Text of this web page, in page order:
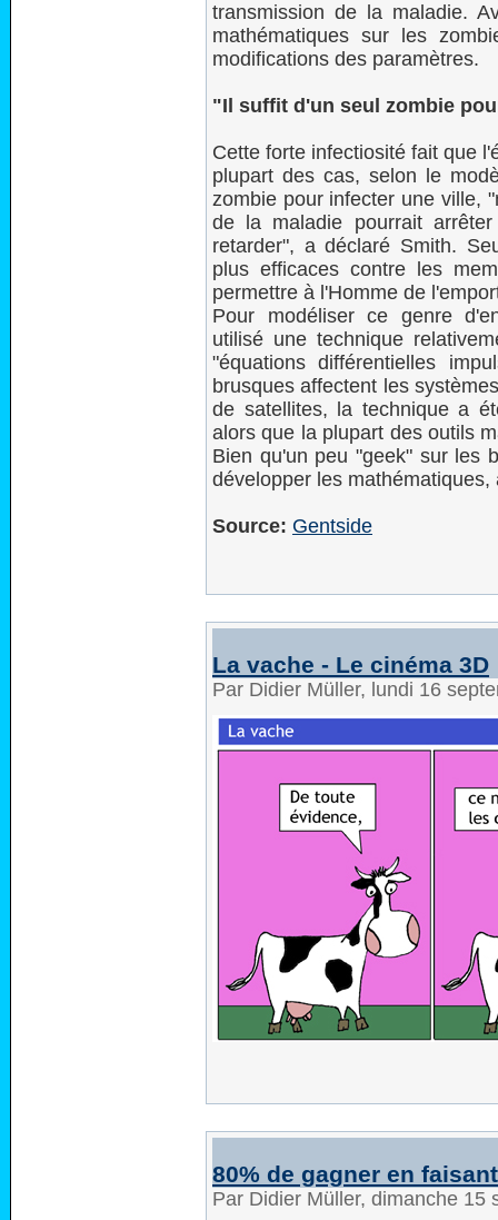
transmission de la maladie.
mathématiques sur les
modifications des paramètres.
"Il suffit d'un seul zombie
Cette forte infectiosité fait que
plupart des cas, selon le
zombie pour infecter une ville,
de la maladie pourrait
retarder", a déclaré Smith.
plus efficaces contre les
permettre à l'Homme de
Pour modéliser ce genre
utilisé une technique
"équations différentielles
brusques affectent les
de satellites, la technique a
alors que la plupart des outils
Bien qu'un peu "geek" sur les
développer les
Source: Gentside
La vache - Le cinéma 3D
Par Didier Müller, lundi 16
80% de gagner en
Par Didier Müller, dimanche